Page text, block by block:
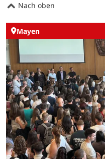
Nach oben
Mayen